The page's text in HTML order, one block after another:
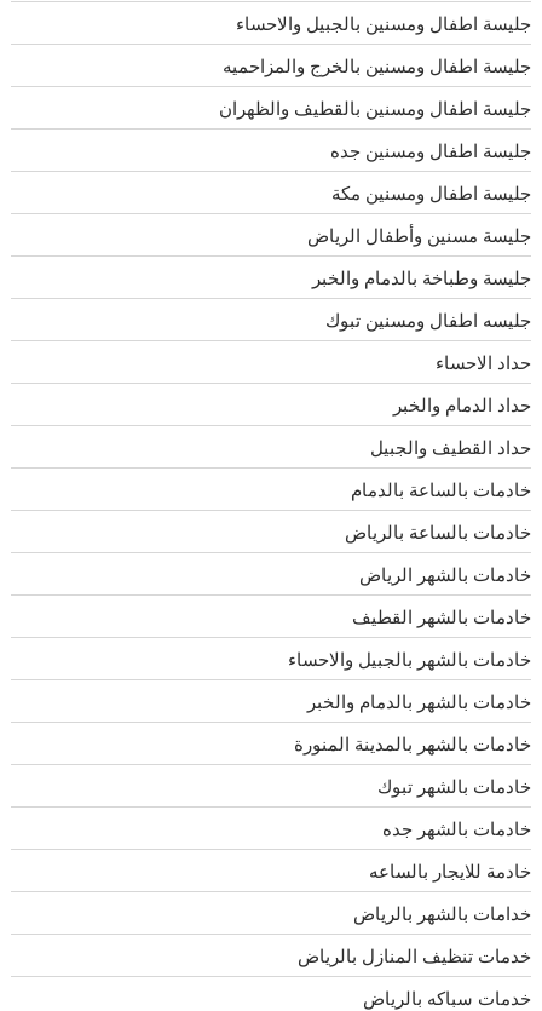
جليسة اطفال ومسنين بالجبيل والاحساء
جليسة اطفال ومسنين بالخرج والمزاحميه
جليسة اطفال ومسنين بالقطيف والظهران
جليسة اطفال ومسنين جده
جليسة اطفال ومسنين مكة
جليسة مسنين وأطفال الرياض
جليسة وطباخة بالدمام والخبر
جليسه اطفال ومسنين تبوك
حداد الاحساء
حداد الدمام والخبر
حداد القطيف والجبيل
خادمات بالساعة بالدمام
خادمات بالساعة بالرياض
خادمات بالشهر الرياض
خادمات بالشهر القطيف
خادمات بالشهر بالجبيل والاحساء
خادمات بالشهر بالدمام والخبر
خادمات بالشهر بالمدينة المنورة
خادمات بالشهر تبوك
خادمات بالشهر جده
خادمة للايجار بالساعه
خدامات بالشهر بالرياض
خدمات تنظيف المنازل بالرياض
خدمات سباكه بالرياض